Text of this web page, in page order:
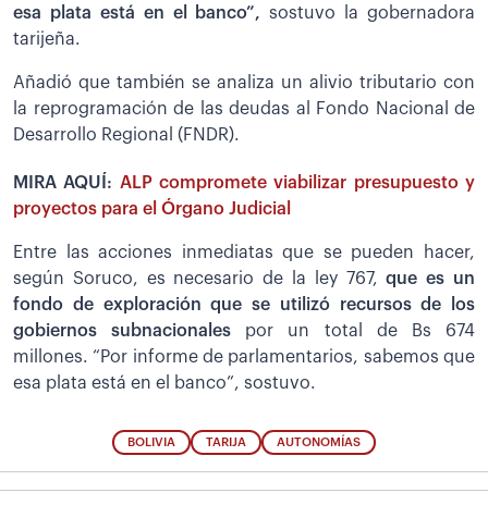
esa plata está en el banco”,sostuvo la gobernadora
tarijeña.
Añadió que también se analiza un alivio tributario con
la reprogramación de las deudas al Fondo Nacional de
Desarrollo Regional (FNDR).
MIRA AQUÍ: ALP compromete viabilizar presupuesto y
proyectos para el Órgano Judicial
Entre las acciones inmediatas que se pueden hacer,
según Soruco, es necesario de la ley 767, que es un
fondo de exploración que se utilizó recursos de los
gobiernos subnacionales por un total de Bs 674
millones. “Por informe de parlamentarios, sabemos que
esa plata está en el banco”, sostuvo.
BOLIVIA TARIJA AUTONOMÍAS